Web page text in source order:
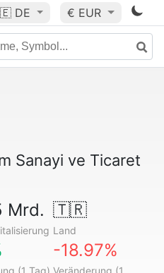
DE € EUR
Sanayi ve Ticaret
Mrd. 🇹🇷
Land
(1 Tag)
-18.97%
Veränderung (1